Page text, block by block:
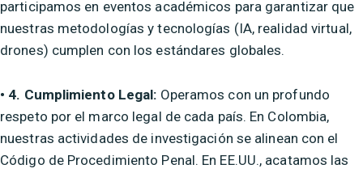
participamos en eventos académicos para garantizar que
nuestras metodologías y tecnologías (IA, realidad virtual,
drones) cumplen con los estándares globales.
• 4. Cumplimiento Legal: Operamos con un profundo
respeto por el marco legal de cada país. En Colombia,
nuestras actividades de investigación se alinean con el
Código de Procedimiento Penal. En EE.UU., acatamos las